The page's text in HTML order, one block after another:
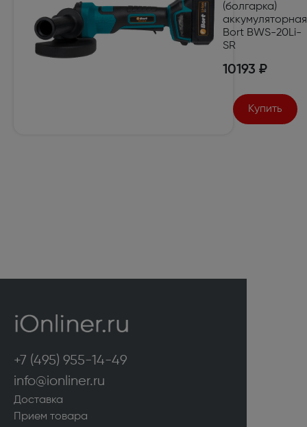
(болгарка)
аккумуляторная
Bort BWS-20Li-
SR
10193 ₽
Купить
+7 (495) 955-14-49
info@ionliner.ru
Доставка
Прием товара